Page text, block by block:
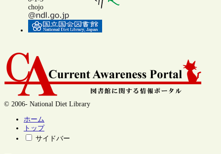
chojo
© 2006- National Diet Library
ホーム
トップ
サイドバー